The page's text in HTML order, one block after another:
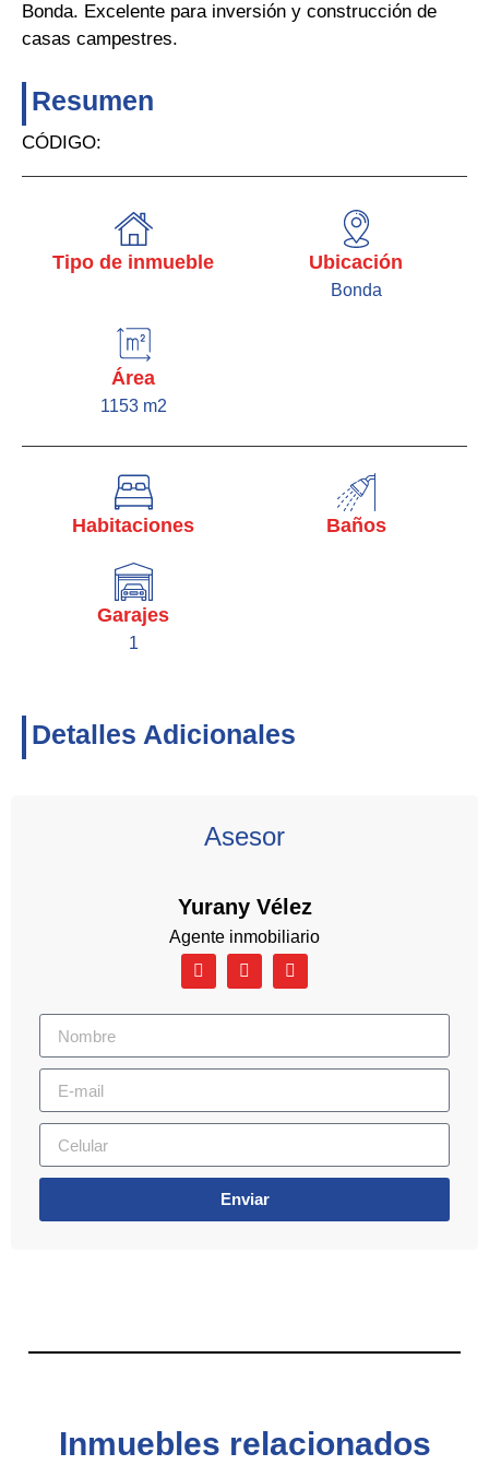
Bonda. Excelente para inversión y construcción de
casas campestres.
Resumen
CÓDIGO:
Tipo de inmueble Ubicación
Bonda
Área
1153 m2
Habitaciones Baños
Garajes
1
Detalles Adicionales
Asesor
Yurany Vélez
Agente inmobiliario
Enviar
Inmuebles relacionados